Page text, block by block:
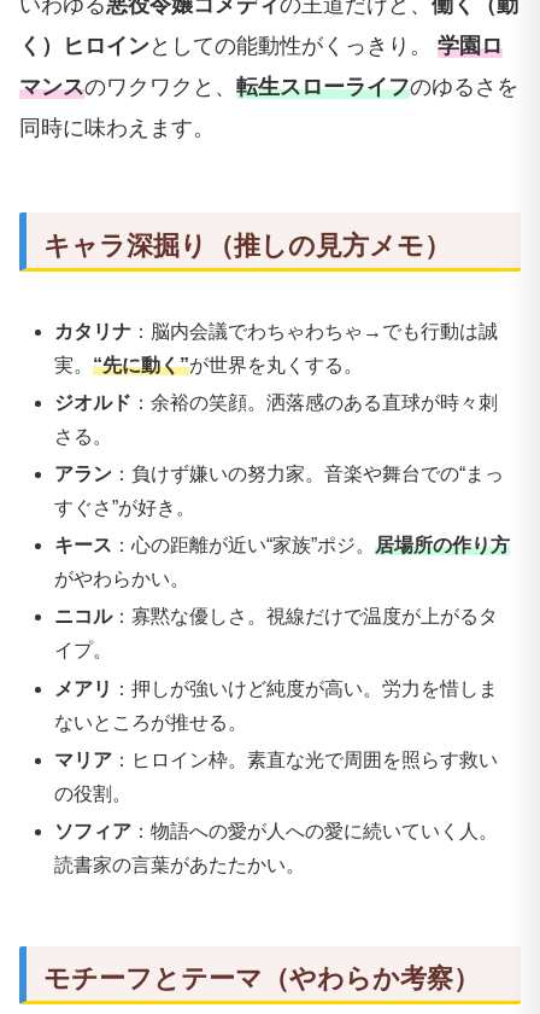
いわゆる悪役令嬢コメディの王道だけど、 働く（動
く）ヒロインとしての能動性がくっきり。 学園ロ
マンスのワクワクと、 転生スローライフのゆるさを
同時に味わえます。
キャラ深掘り（推しの見方メモ）
カタリナ ：脳内会議でわちゃわちゃ→でも行動は誠
実。“先に動く”が世界を丸くする。
ジオルド ：余裕の笑顔。洒落感のある直球が時々刺
さる。
アラン ：負けず嫌いの努力家。音楽や舞台での“まっ
すぐさ”が好き。
キース ：心の距離が近い“家族”ポジ。居場所の作り方
がやわらかい。
ニコル：寡黙な優しさ。視線だけで温度が上がるタ
イプ。
メアリ ：押しが強いけど純度が高い。労力を惜しま
ないところが推せる。
マリア ：ヒロイン枠。素直な光で周囲を照らす救い
の役割。
ソフィア ：物語への愛が人への愛に続いていく人。
読書家の言葉があたたかい。
モチーフとテーマ（やわらか考察）